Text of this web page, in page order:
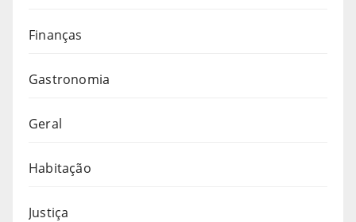
Finanças
Gastronomia
Geral
Habitação
Justiça